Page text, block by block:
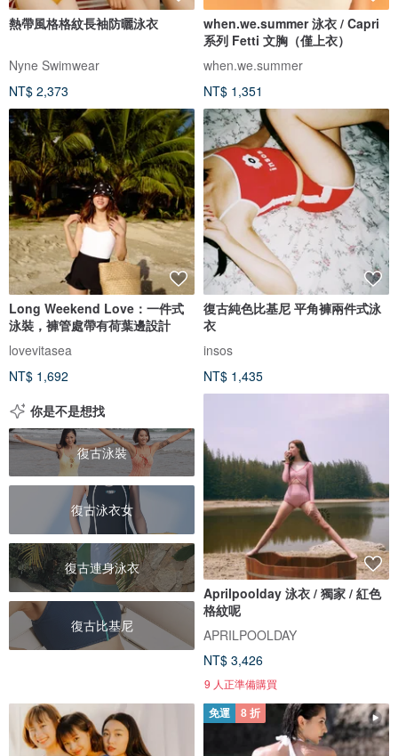
熱帶風格格紋長袖防曬泳衣
Nyne Swimwear
NT$ 2,373
when.we.summer 泳衣 / Capri
系列 Fetti 文胸（僅上衣）
when.we.summer
NT$ 1,351
Long Weekend Love：一件式
泳裝，褲管處帶有荷葉邊設計
lovevitasea
NT$ 1,692
復古純色比基尼 平角褲兩件式泳
衣
insos
NT$ 1,435
你是不是想找
復古泳裝
復古泳衣女
復古連身泳衣
復古比基尼
Aprilpoolday 泳衣 / 獨家 / 紅色
格紋呢
APRILPOOLDAY
NT$ 3,426
9 人正準備購買
免運 8 折